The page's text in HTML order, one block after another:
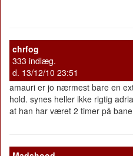
chrfog
333 indlæg.
d. 13/12/10 23:51
amauri er jo nærmest bare en
hold. synes heller ikke rigtig
at han har været 2 timer på